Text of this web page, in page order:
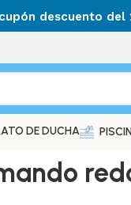
descuento del
DE DUCHA